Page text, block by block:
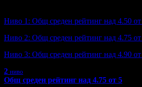
Ниво 1: Общ среден рейтинг над 4.50
Ниво 2: Общ среден рейтинг над 4.75
Ниво 3: Общ среден рейтинг над 4.90
2 ниво
Общ среден рейтинг над 4.75 от 5